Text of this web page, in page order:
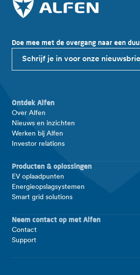
Doe mee met de overgang naar een
Schrijf je in voor onze
Ontdek Alfen
Over Alfen
Nieuws en inzichten
Werken bij Alfen
Investor relations
Producten & oplossingen
EV oplaadpunten
Energieopslagsystemen
Smart grid solutions
Neem contact op met Alfen
Contact
Support